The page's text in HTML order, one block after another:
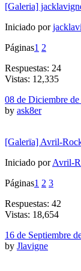
[Galeria]
Iniciado por
Páginas1 2
Respuestas: 24
Vistas: 12,335
08 de Diciembre
by ask8er
[Galerïa] Avril-
Iniciado porAvril-
Páginas1 2 3
Respuestas: 42
Vistas: 18,654
16 de Septiembre
by Jlavigne